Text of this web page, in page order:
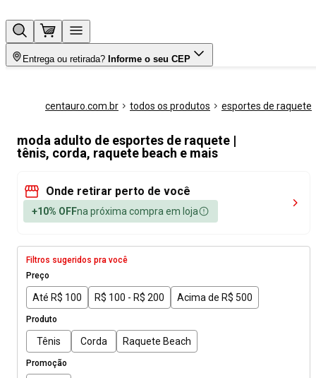
Entrega ou retirada? Informe o seu CEP
centauro.com.br todos os produtos esportes de raquete
moda adulto de esportes de raquete |
tênis, corda, raquete beach e mais
Onde retirar perto de você
+10% OFFna próxima compra em loja
Filtros sugeridos pra você
Preço
Até R$ 100 R$ 100 - R$ 200 Acima de R$ 500
Produto
Tênis Corda Raquete Beach
Promoção